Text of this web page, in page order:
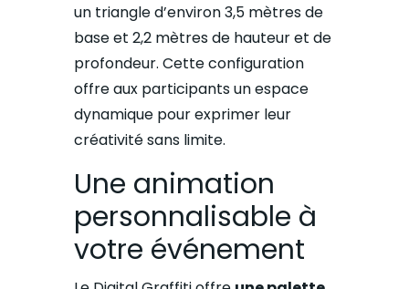
un triangle d’environ 3,5 mètres de
base et 2,2 mètres de hauteur et de
profondeur. Cette configuration
offre aux participants un espace
dynamique pour exprimer leur
créativité sans limite.
Une animation
personnalisable à
votre événement